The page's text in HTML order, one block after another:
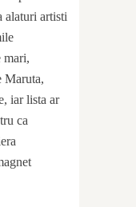
alaturi artisti
mari,
Maruta,
iar lista ar
ca